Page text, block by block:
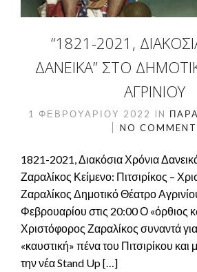
“1821-2021,
ΔΑΝΕΙΚΆ” ΣΤΟ
ΑΓΡΙΝΊΟΥ
1 ΦΕΒΡΟΥΑΡΊΟΥ 2022 IN
NO COMMENT
1821-2021, Διακόσια Χρόνια
Ζαραλίκος Κείμενο: Πιτσιρίκος –
Ζαραλίκος Δημοτικό Θέατρο
Φεβρουαρίου στις 20:00 Ο «όρθιος
Χριστόφορος Ζαραλίκος συναντά
«καυστική» πένα του Πιτσιρίκου
την νέα Stand Up […]